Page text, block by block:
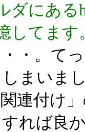
ダにある
してます
・。て
まいま
連付け
れば良